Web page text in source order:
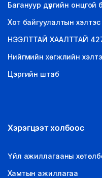
Багануур дүүргийн
Хот байгуулалтын хэлтэс
НЭЭЛТТАЙ ХААЛТТАЙ
Нийгмийн хөгжлийн
Цэргийн штаб
Хэрэгцээт холбоос
Үйл ажиллагааны
Хамтын ажиллагаа